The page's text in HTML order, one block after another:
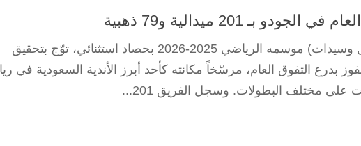
بـ 201 ميدالية و79 ذهبية
أنهى فريق القادسية للجودو (رجال وسيدات) موسمه الرياضي 2025-2026 بحصاد استثنائي، توّج بتحقيق
بدرع التفوق العام، مرسّخاً مكانته كأحد أبرز الأندية السعودية في
على مختلف البطولات. وسجل الفريق 201...